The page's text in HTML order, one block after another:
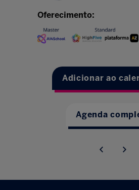
Oferecimento:
Adicionar ao
Agenda